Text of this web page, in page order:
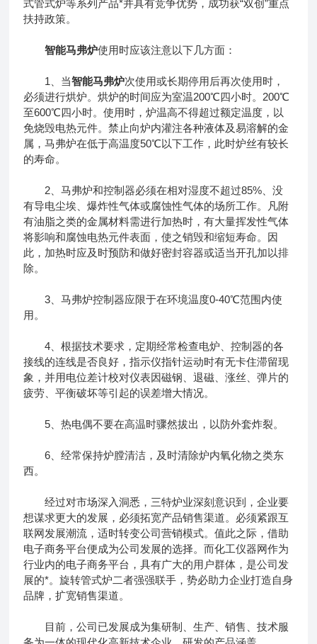
式管式炉等系列产品*并具有竞争优势，成功获“双创”重点
扶持政策。
智能马弗炉使用时应该注意以下几方面：
1、当智能马弗炉次使用或长期停用后再次使用时，
必须进行烘炉。烘炉的时间应为室温200℃四小时。200℃
至600℃四小时。使用时，炉温高不得超过额定温度，以
免烧毁电热元件。禁止向炉内灌注各种液体及易溶解的金
属，马弗炉在低于高温度50℃以下工作，此时炉丝有较长
的寿命。
2、马弗炉和控制器必须在相对湿度不超过85%、没
有导电尘埃、爆炸性气体或腐蚀性气体的场所工作。凡附
有油脂之类的金属材料需进行加热时，有大量挥发性气体
将影响和腐蚀电热元件表面，使之销毁和缩短寿命。因
此，加热时应及时预防和做好密封容器或适当开孔加以排
除。
3、马弗炉控制器应限于在环境温度0-40℃范围内使
用。
4、根据技术要求，定期经常检查电炉、控制器的各
接线的连线是否良好，指示仪指针运动时有无卡住滞留现
象，并用电位差计校对仪表因磁钢、退磁、涨丝、弹片的
疲劳、平衡破坏等引起的误差增大情况。
5、热电偶不要在高温时骤然拔出，以防外套炸裂。
6、经常保持炉膛清洁，及时清除炉内氧化物之类东
西。
经过对市场深入洞悉，三特炉业深刻意识到，企业要
想谋求更大的发展，必须拓宽产品销售渠道。必须紧跟互
联网发展潮流，适时转变公司营销模式。值此之际，借助
电子商务平台便成为公司发展的选择。而化工仪器网作为
行业内的电子商务平台，具有广大的用户群体，是公司发
展的*。旋转管式炉二者强强联手，势必助力企业打造自身
品牌，扩宽销售渠道。
目前，公司已发展成为集研制、生产、销售、技术服